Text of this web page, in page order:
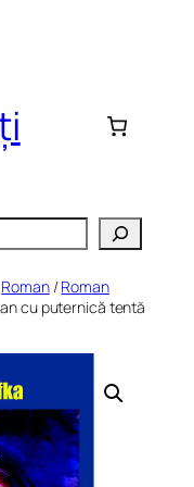
Roman/Roman
cu puternică tentă